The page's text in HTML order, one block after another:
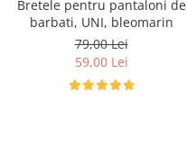
Bretele pentru pantaloni de
barbati, UNI, bleomarin
79,00 Lei
59,00 Lei